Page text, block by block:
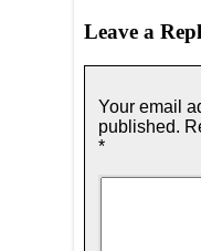
Leave a
Your email
published.
*